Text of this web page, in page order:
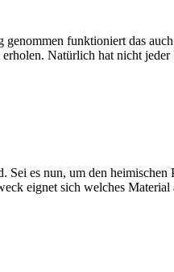
funktioniert das
erholen. Natürlich hat nicht
es nun, um den
eignet sich welches